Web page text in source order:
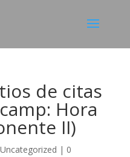
de citas
Hora
II)
Uncategorized | 0